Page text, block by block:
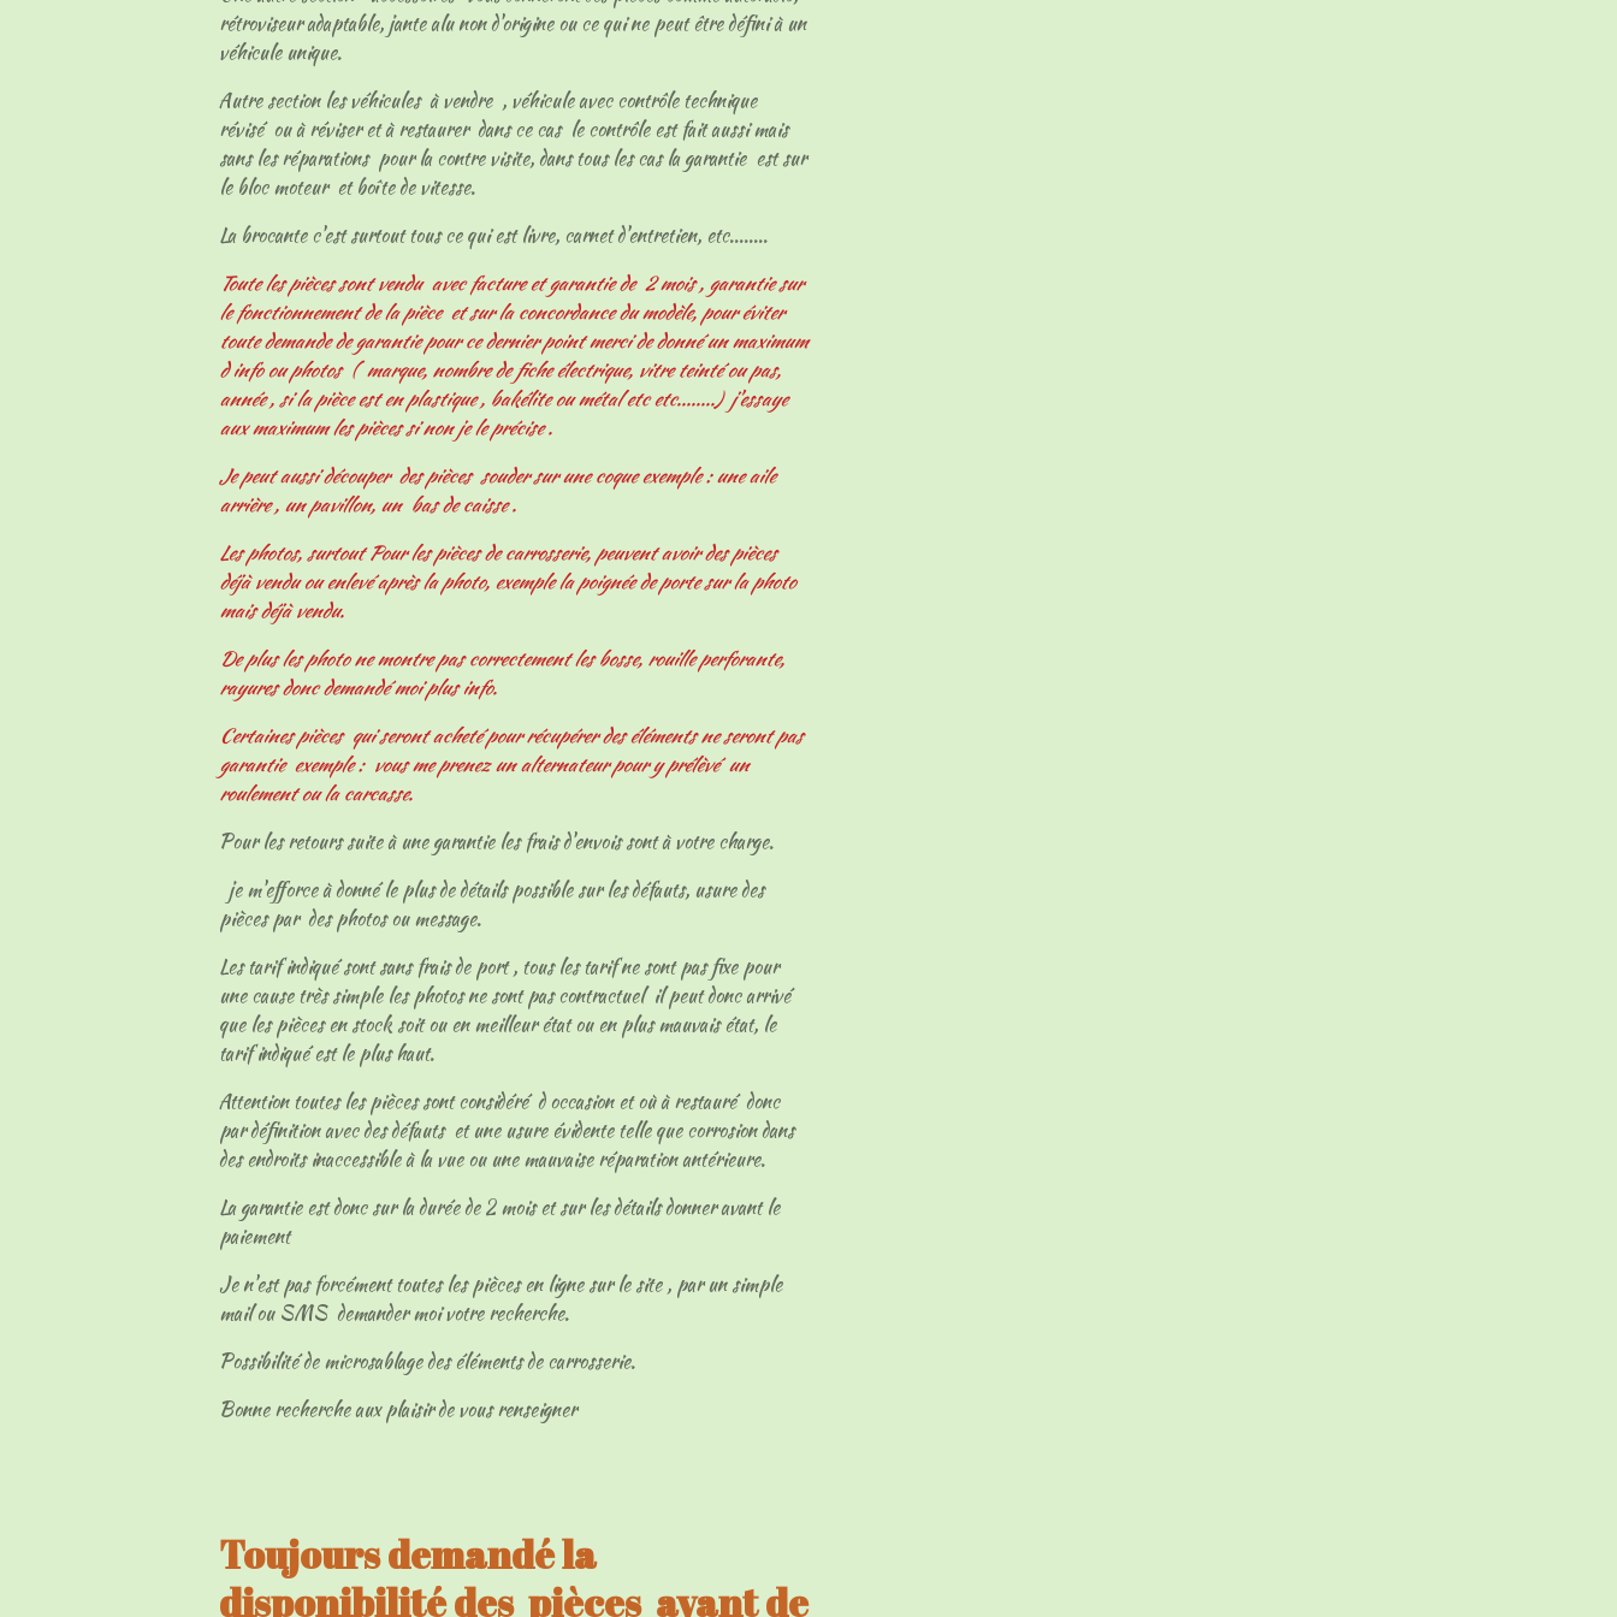
rétroviseur adaptable, jante alu non d'origine ou ce qui ne peut être défini à un
véhicule unique.
Autre section les véhicules à vendre , véhicule avec contrôle technique
révisé ou à réviser et à restaurer dans ce cas le contrôle est fait aussi mais
sans les réparations pour la contre visite, dans tous les cas la garantie est sur
le bloc moteur et boîte de vitesse.
La brocante c'est surtout tous ce qui est livre, carnet d'entretien, etc........
Toute les pièces sont vendu avec facture et garantie de 2 mois , garantie sur
le fonctionnement de la pièce et sur la concordance du modèle, pour éviter
toute demande de garantie pour ce dernier point merci de donné un maximum
d info ou photos ( marque, nombre de fiche électrique, vitre teinté ou pas,
année , si la pièce est en plastique , bakélite ou métal etc etc........) j'essaye
aux maximum les pièces si non je le précise .
Je peut aussi découper des pièces souder sur une coque exemple : une aile
arrière , un pavillon, un bas de caisse .
Les photos, surtout Pour les pièces de carrosserie, peuvent avoir des pièces
déjà vendu ou enlevé après la photo, exemple la poignée de porte sur la photo
mais déjà vendu.
De plus les photo ne montre pas correctement les bosse, rouille perforante,
rayures donc demandé moi plus info.
Certaines pièces qui seront acheté pour récupérer des éléments ne seront pas
garantie exemple : vous me prenez un alternateur pour y prélèvé un
roulement ou la carcasse.
Pour les retours suite à une garantie les frais d'envois sont à votre charge.
je m'efforce à donné le plus de détails possible sur les défauts, usure des
pièces par des photos ou message.
Les tarif indiqué sont sans frais de port , tous les tarif ne sont pas fixe pour
une cause très simple les photos ne sont pas contractuel il peut donc arrivé
que les pièces en stock soit ou en meilleur état ou en plus mauvais état, le
tarif indiqué est le plus haut.
Attention toutes les pièces sont considéré d occasion et où à restauré donc
par définition avec des défauts et une usure évidente telle que corrosion dans
des endroits inaccessible à la vue ou une mauvaise réparation antérieure.
La garantie est donc sur la durée de 2 mois et sur les détails donner avant le
paiement
Je n'est pas forcément toutes les pièces en ligne sur le site , par un simple
mail ou SMS demander moi votre recherche.
Possibilité de microsablage des éléments de carrosserie.
Bonne recherche aux plaisir de vous renseigner
Toujours demandé la
disponibilité des pièces avant de